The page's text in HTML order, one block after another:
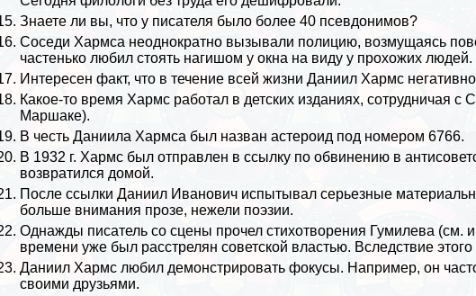
Знаете ли вы, что у писателя было более 40 псевдонимов?
Соседи Хармса неоднократно вызывали полицию, возмущаясь
частенько любил стоять нагишом у окна на виду у прохожих людей.
Интересен факт, что в течение всей жизни Даниил Хармс
Какое-то время Хармс работал в детских изданиях, сотрудничая
Маршаке).
В честь Даниила Хармса был назван астероид под номером 6766.
В 1932 г. Хармс был отправлен в ссылку по обвинению в
возвратился домой.
После ссылки Даниил Иванович испытывал серьезные
больше внимания прозе, нежели поэзии.
Однажды писатель со сцены прочел стихотворения Гумилева (см.
времени уже был расстрелян советской властью. Вследствие
Даниил Хармс любил демонстрировать фокусы. Например, он
своими друзьями.